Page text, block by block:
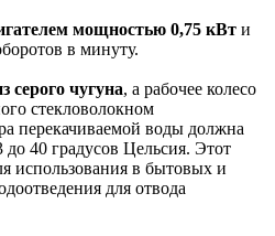
мощностью 0,75 кВт и
в минуту.
серого чугуна, а рабочее колесо
стекловолокном
перекачиваемой воды должна
до 40 градусов Цельсия. Этот
использования в бытовых и
для отвода